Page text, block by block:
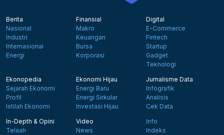
Berita
Nasional
Industri
Internasional
Energi
Finansial
Makro
Keuangan
Bursa
Korporasi
Digital
E-Commerce
Fintech
Startup
Gadget
Teknologi
Ekonopedia
Sejarah Ekonomi
Profil
Istilah Ekonomi
Ekonomi Hijau
Energi Baru
Energi Sirkular
Investasi Hijau
Jurnalisme Data
Infografik
Analisis
Cek Data
In-Depth & Opini
Telaah
Video
News
Info
Indeks